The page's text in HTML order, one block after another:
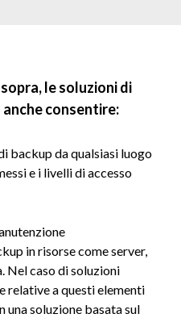
le soluzioni di
consentire:
backup da qualsiasi luogo
e i livelli di accesso
in risorse come server,
Nel caso di soluzioni
relative a questi elementi
una soluzione basata sul